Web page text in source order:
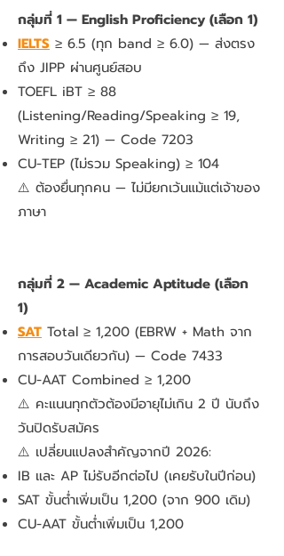
กลุ่มที่ 1 — English Proficiency (เลือก 1)
IELTS ≥ 6.5 (ทุก band ≥ 6.0) — ส่งตรง
ถึง JIPP ผ่านศูนย์สอบ
TOEFL iBT ≥ 88
(Listening/Reading/Speaking ≥ 19,
Writing ≥ 21) — Code 7203
CU-TEP (ไม่รวม Speaking) ≥ 104
⚠️ ต้องยื่นทุกคน — ไม่มียกเว้นแม้แต่เจ้าของ
ภาษา
กลุ่มที่ 2 — Academic Aptitude (เลือก
1)
SAT Total ≥ 1,200 (EBRW + Math จาก
การสอบวันเดียวกัน) — Code 7433
CU-AAT Combined ≥ 1,200
⚠️ คะแนนทุกตัวต้องมีอายุไม่เกิน 2 ปี นับถึง
วันปิดรับสมัคร
⚠️ เปลี่ยนแปลงสำคัญจากปี 2026:
IB และ AP ไม่รับอีกต่อไป (เคยรับในปีก่อน)
SAT ขั้นต่ำเพิ่มเป็น 1,200 (จาก 900 เดิม)
CU-AAT ขั้นต่ำเพิ่มเป็น 1,200